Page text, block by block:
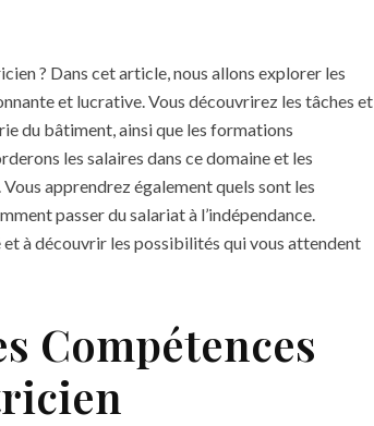
? Dans cet article, nous allons explorer les
et lucrative. Vous découvrirez les tâches et
du bâtiment, ainsi que les formations
les salaires dans ce domaine et les
apprendrez également quels sont les
passer du salariat à l’indépendance.
à découvrir les possibilités qui vous attendent
Compétences